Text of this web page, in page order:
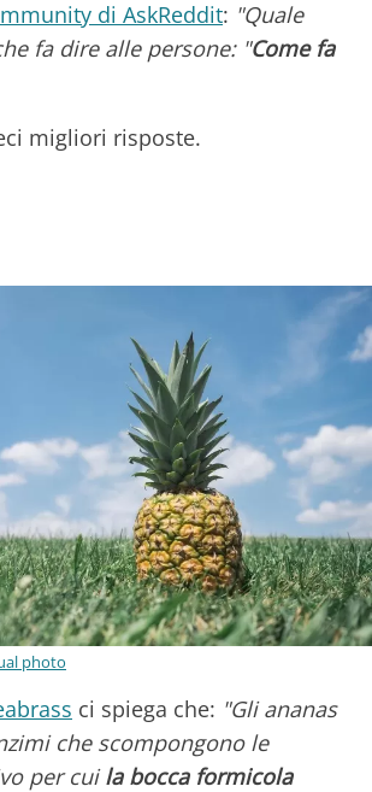
di AskReddit: "Quale
fa dire alle persone: "Come fa
migliori risposte.
photo
ci spiega che: "Gli ananas
che scompongono le
per cuila bocca formicola